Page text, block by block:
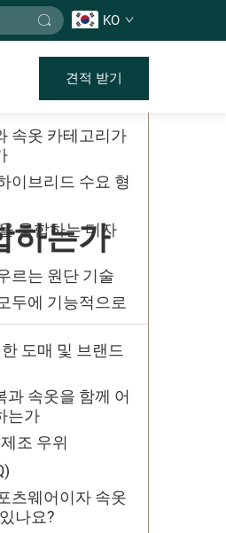
KO
견적 받기
하는가
의 핵심 중첩 영
속옷 카테고리가
이브리드 수요 형
융합하는 디자
르는 원단 기술
두에 기능적으로
도매 및 브랜드
과 속옷을 함께 어
는가
조 우위
츠웨어이자 속옷
나요?